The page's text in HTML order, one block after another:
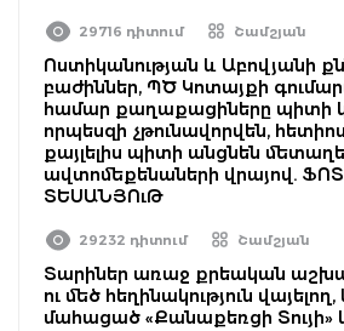
29716 դիտում Շամշյան
Ոստիկանության և Աբովյանի
բաժիններ, ՊԾ Կոտայքի
համար քաղաքացիները պիտի
որպեսզի չթունավորվեն,
քայլելիս պիտի անցնեն
ավտոմեքենաների վրայով.
ՏԵՍԱՆՅՈւԹ
29232 դիտում Շամշյան
Տարիներ առաջ քրեական
ու մեծ հեղինակություն
մահացած «Քանաքեռցի Տույի»